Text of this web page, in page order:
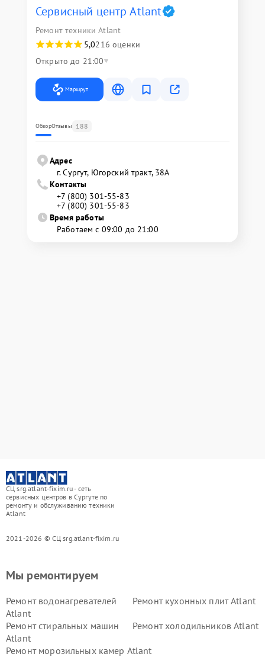
Сервисный центр Atlant
Ремонт техники Atlant
5,0216 оценки
Открыто до 21:00
Маршрут
ОбзорОтзывы 188
Адрес
г. Сургут, Югорский тракт, 38А
Контакты
+7 (800) 301-55-83
+7 (800) 301-55-83
Время работы
Работаем с 09:00 до 21:00
СЦ srg.atlant-fixim.ru - сеть
сервисных центров в Сургуте по
ремонту и обслуживанию техники
Atlant
2021-2026 © СЦ srg.atlant-fixim.ru
Мы ремонтируем
Ремонт водонагревателей
Atlant
Ремонт кухонных плит Atlant
Ремонт стиральных машин
Atlant
Ремонт холодильников Atlant
Ремонт морозильных камер Atlant